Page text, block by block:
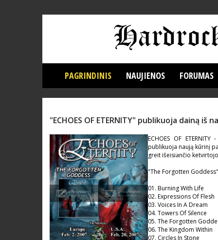
PAGRINDINIS NAUJIENOS FORUMAS
"ECHOES OF ETERNITY" publikuoja dainą iš
ECHOES OF
publikuoja naują kūrinį
greit išeisiančio
"The Forgotten
01. Burning With Life
02. Expressions Of Flesh
03. Voices In A Dream
04. Towers Of Silence
05. The Forgotten
06. The Kingdom Within
07. Circles In Stone